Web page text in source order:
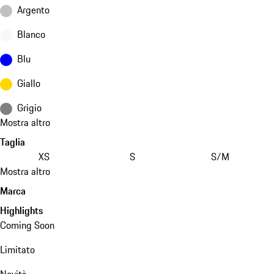
Argento
Blanco
Blu
Giallo
Grigio
Mostra altro
Taglia
XS
S
S/M
Mostra altro
Marca
Highlights
Coming Soon
Limitato